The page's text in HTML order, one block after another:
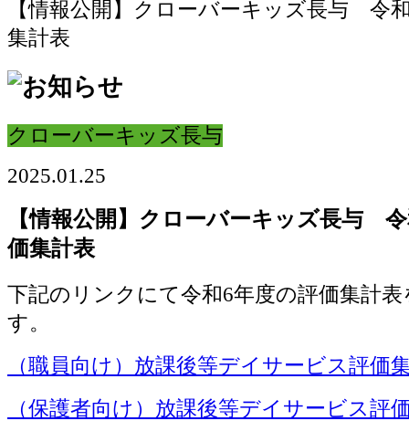
【情報公開】クローバーキッズ長与 令
集計表
クローバーキッズ長与
2025.01.25
【情報公開】クローバーキッズ長与
価集計表
下記のリンクにて令和6年度の評価集計
す。
（職員向け）放課後等デイサービス評価
（保護者向け）放課後等デイサービス評